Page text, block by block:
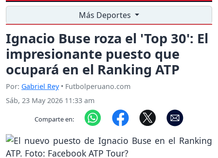
Más Deportes
Ignacio Buse roza el 'Top 30': El
impresionante puesto que
ocupará en el Ranking ATP
Por: Gabriel Rey• Futbolperuano.com
Sáb, 23 May 2026 11:33 am
Comparte en: